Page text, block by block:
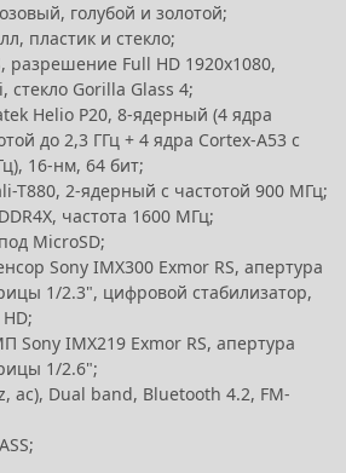
голубой и золотой;
пластик и стекло;
разрешение Full HD 1920x1080,
стекло Gorilla Glass 4;
Helio P20, 8-ядерный (4 ядра
до 2,3 ГГц + 4 ядра Cortex-A53 с
16-нм, 64 бит;
T880, 2-ядерный с частотой 900 МГц;
частота 1600 МГц;
MicroSD;
Sony IMX300 Exmor RS, апертура
1/2.3", цифровой стабилизатор,
Sony IMX219 Exmor RS, апертура
1/2.6";
ac), Dual band, Bluetooth 4.2, FM-